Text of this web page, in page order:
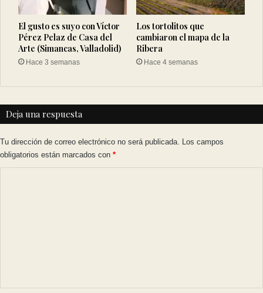
El gusto es suyo con Víctor
Pérez Pelaz de Casa del
Arte (Simancas, Valladolid)
Hace 3 semanas
Los tortolitos que
cambiaron el mapa de la
Ribera
Hace 4 semanas
Deja una respuesta
Tu dirección de correo electrónico no será publicada.
Los campos
obligatorios están marcados con *